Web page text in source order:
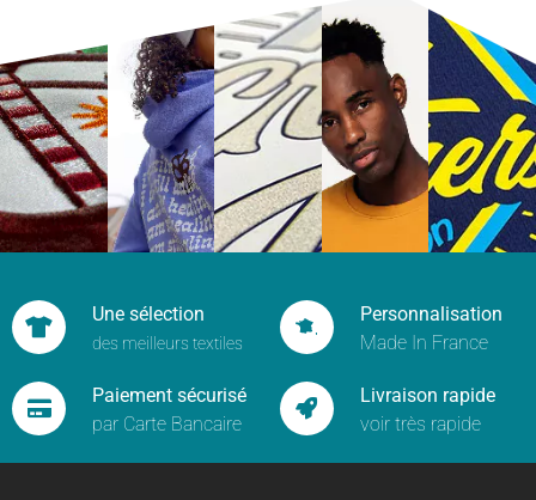
Une sélection
des meilleurs textiles
Personnalisation
Made In France
Paiement sécurisé
par Carte Bancaire
Livraison rapide
voir très rapide